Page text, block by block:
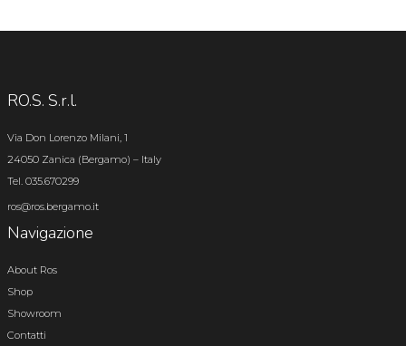
RO.S. S.r.l.
Via Don Lorenzo Milani, 1
24050 Zanica (Bergamo) – Italy
Tel. 035.670299
ros@ros.bergamo.it
Navigazione
About Ros
Shop
Showroom
Contatti